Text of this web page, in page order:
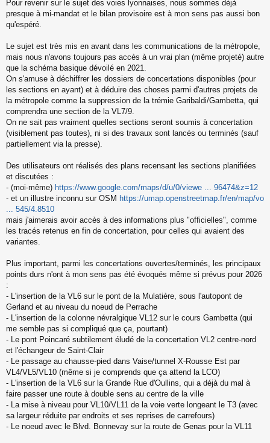
s
s
a
g
n
o
n
u
Pour revenir sur le sujet des voies lyonnaises, nous sommes déjà
presque à mi-mandat et le bilan provisoire est à mon sens pas aussi bon
qu'espéré.
Le sujet est très mis en avant dans les communications de la métropole,
mais nous n'avons toujours pas accès à un vrai plan (même projeté) autre
que la schéma basique dévoilé en 2021.
On s'amuse à déchiffrer les dossiers de concertations disponibles (pour
les sections en ayant) et à déduire des choses parmi d'autres projets de
la métropole comme la suppression de la trémie Garibaldi/Gambetta, qui
comprendra une section de la VL7/9.
On ne sait pas vraiment quelles sections seront soumis à concertation
(visiblement pas toutes), ni si des travaux sont lancés ou terminés (sauf
partiellement via la presse).
Des utilisateurs ont réalisés des plans recensant les sections planifiées
et discutées :
- (moi-même) https://www.google.com/maps/d/u/0/viewe ... 96474&z=12
- et un illustre inconnu sur OSM https://umap.openstreetmap.fr/en/map/vo
... 545/4.8510
mais j'aimerais avoir accès à des informations plus "officielles", comme
les tracés retenus en fin de concertation, pour celles qui avaient des
variantes.
Plus important, parmi les concertations ouvertes/terminés, les principaux
points durs n'ont à mon sens pas été évoqués même si prévus pour 2026
:
- L'insertion de la VL6 sur le pont de la Mulatière, sous l'autopont de
Gerland et au niveau du noeud de Perrache
- L'insertion de la colonne névralgique VL12 sur le cours Gambetta (qui
me semble pas si compliqué que ça, pourtant)
- Le pont Poincaré subtilement éludé de la concertation VL2 centre-nord
et l'échangeur de Saint-Clair
- Le passage au chausse-pied dans Vaise/tunnel X-Rousse Est par
VL4/VL5/VL10 (même si je comprends que ça attend la LCO)
- L'insertion de la VL6 sur la Grande Rue d'Oullins, qui a déjà du mal à
faire passer une route à double sens au centre de la ville
- La mise à niveau pour VL10/VL11 de la voie verte longeant le T3 (avec
sa largeur réduite par endroits et ses reprises de carrefours)
- Le noeud avec le Blvd. Bonnevay sur la route de Genas pour la VL11